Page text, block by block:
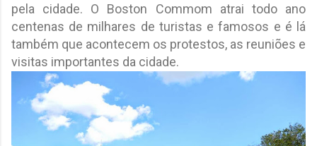
pela cidade. O Boston Commom atrai todo ano
centenas de milhares de turistas e famosos e é lá
também que acontecem os protestos, as reuniões e
visitas importantes da cidade.